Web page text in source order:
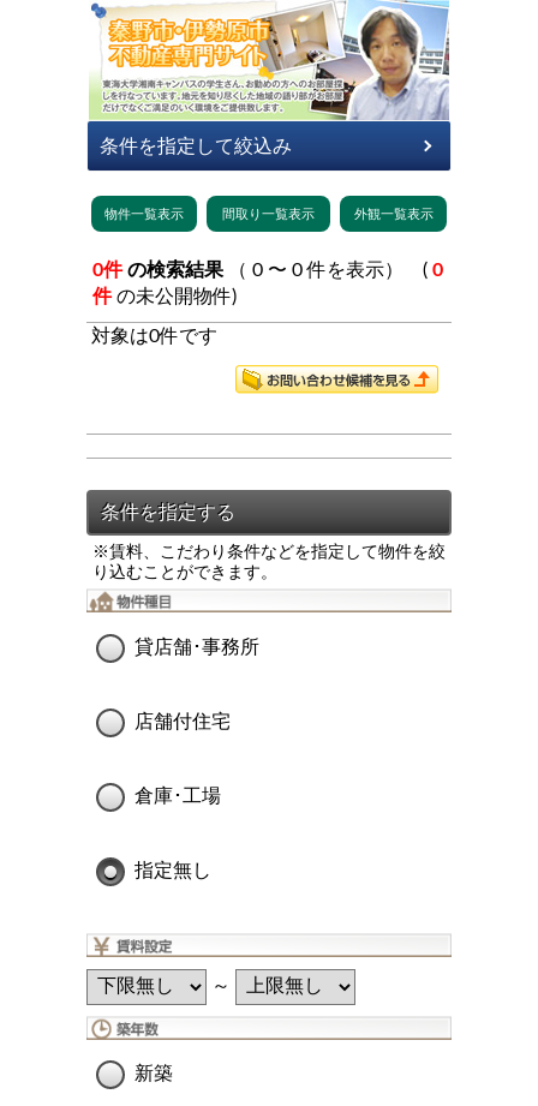
0件 の検索結果 （ 0 〜 0 件を表示） ( 0
件 の未公開物件)
対象は0件です
※賃料、こだわり条件などを指定して物件を絞
り込むことができます。
貸店舗･事務所
店舗付住宅
倉庫･工場
指定無し
～
新築